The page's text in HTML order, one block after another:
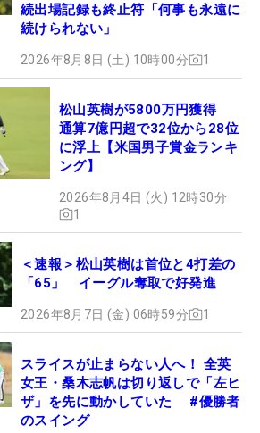
続出場記録も終止符「何事も永遠に
続けられない」
2026年8月8日 (土) 10時00分 1
松山英樹が5800万円獲得
通算7億円超で32位から28位
に浮上【米国男子賞金ランキ
ング】
2026年8月4日 (火) 12時30分
1
＜速報＞松山英樹は首位と4打差の
「65」 イーグル奪取で好発進
2026年8月7日 (金) 06時59分 1
スライスが止まらない人へ！ 全英
女王・桑木志帆は切り返しで「左ヒ
ザ」を先に動かしていた #優勝者
のスイング